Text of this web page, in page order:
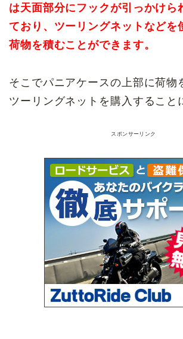
は天面部分にフックが引っかけら
ており、ツーリングネットなどを
荷物を積むことができます。
そこでパニアケースの上部に荷物
ツーリングネットを購入すること
スポンサーリンク